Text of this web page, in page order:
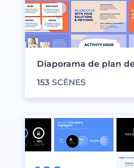
Diaporama de plan
153 SCÈNES